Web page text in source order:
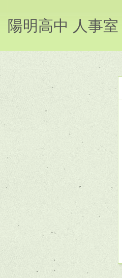
陽明高中 人事室